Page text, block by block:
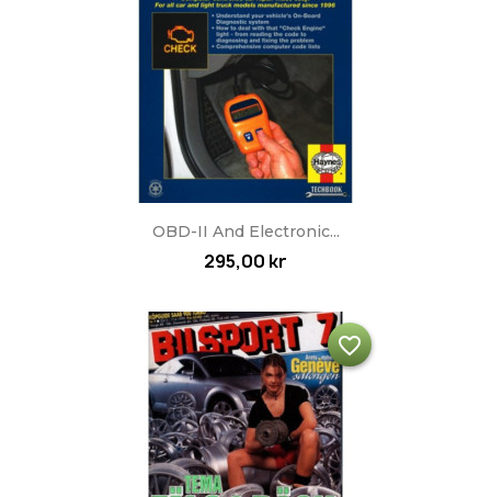
OBD-II And Electronic...
295,00 kr
favorite_border